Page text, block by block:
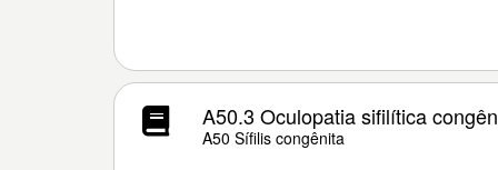
A50.3 Oculopatia sifilítica
A50 Sífilis congênita